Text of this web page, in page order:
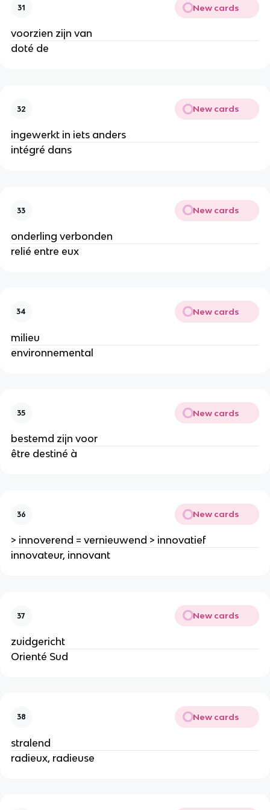
31 New cards
voorzien zijn van
doté de
32 New cards
ingewerkt in iets anders
intégré dans
33 New cards
onderling verbonden
relié entre eux
34 New cards
milieu
environnemental
35 New cards
bestemd zijn voor
être destiné à
36 New cards
> innoverend = vernieuwend > innovatief
innovateur, innovant
37 New cards
zuidgericht
Orienté Sud
38 New cards
stralend
radieux, radieuse